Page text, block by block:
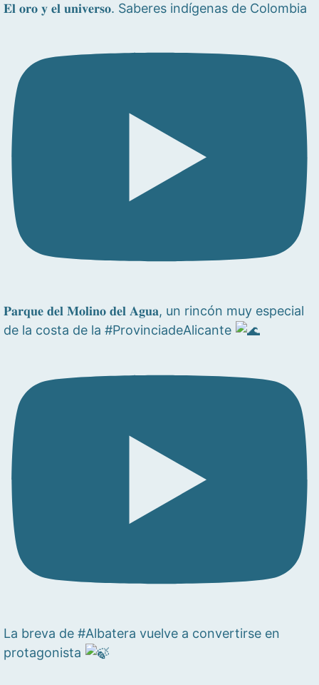
𝐄𝐥 𝐨𝐫𝐨 𝐲 𝐞𝐥 𝐮𝐧𝐢𝐯𝐞𝐫𝐬𝐨. Saberes indígenas de Colombia
𝐏𝐚𝐫𝐪𝐮𝐞 𝐝𝐞𝐥 𝐌𝐨𝐥𝐢𝐧𝐨 𝐝𝐞𝐥 𝐀𝐠𝐮𝐚, un rincón muy especial
de la costa de la #ProvinciadeAlicante
La breva de #Albatera vuelve a convertirse en
protagonista